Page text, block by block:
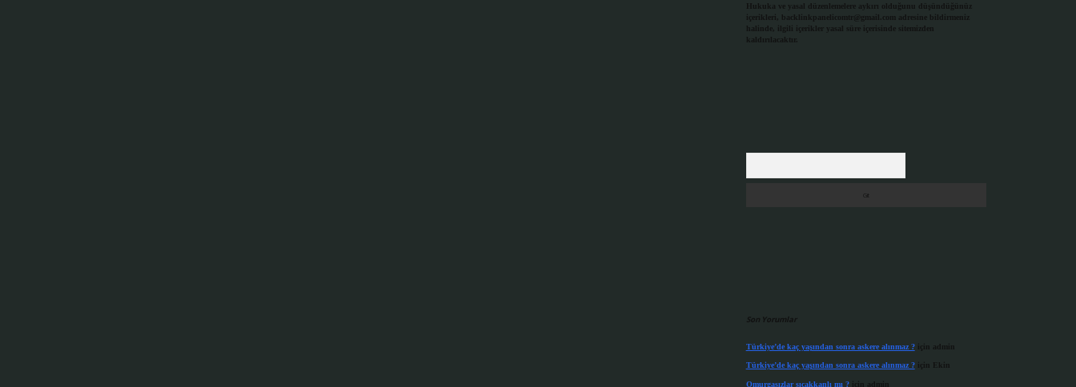
Hukuka ve yasal düzenlemelere aykırı olduğunu düşündüğünüz
içerikleri,
backlinkpanelicomtr@gmail.com adresine bildirmeniz
halinde, ilgili içerikler yasal süre içerisinde sitemizden
kaldırılacaktır.
Son Yorumlar
Türkiye’de kaç yaşından sonra askere alınmaz ?için admin
Türkiye’de kaç yaşından sonra askere alınmaz ?için Ekin
Omurgasızlar sıcakkanlı mı ?için admin